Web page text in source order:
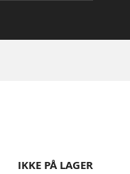
IKKE PÅ LAGER